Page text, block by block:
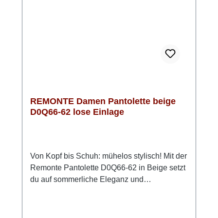
REMONTE Damen Pantolette beige
D0Q66-62 lose Einlage
Von Kopf bis Schuh: mühelos stylisch! Mit der
Remonte Pantolette D0Q66-62 in Beige setzt
du auf sommerliche Eleganz und